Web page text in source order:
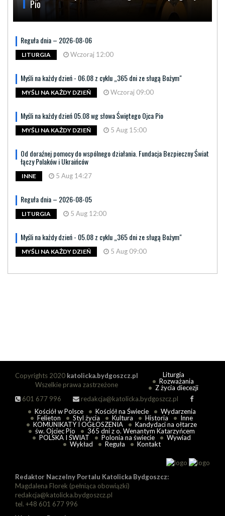
Pio
Reguła dnia – 2026-08-06
LITURGIA Wczoraj 12:00
Myśli na każdy dzień - 06.08 z cyklu „365 dni ze sługą Bożym"
MYŚLI NA KAŻDY DZIEŃ Wczoraj 09:00
Myśli na każdy dzień 05.08 wg słowa Świętego Ojca Pio
MYŚLI NA KAŻDY DZIEŃ 5 Aug 15:00
Od doraźnej pomocy do wspólnego działania. Fundacja Bezpieczny Świat
łączy Polaków i Ukraińców
INNE 5 Aug 14:27
Reguła dnia – 2026-08-05
LITURGIA 5 Aug 12:00
Myśli na każdy dzień - 05.08 z cyklu „365 dni ze sługą Bożym"
MYŚLI NA KAŻDY DZIEŃ 5 Aug 09:00
Copyrights 2020 katolicka.bydgoszcz.pl
Wszelkie prawa zastrzeżone
601 677 996
redakcja@katolicka.bydgoszcz.pl
Liturgia
Rozważania
Z życia diecezji
Kościół w Polsce Kościół na Świecie
Wydarzenia
Felieton
Styl życia Kultura Historia
Inne
KOMUNIKATY I OGŁOSZENIA
Kandydaci na ołtarze
św. Ojciec Pio
365 dni z o. Wenantym Katarzyńcem
POLSKA I ŚWIAT
Polonia na świecie
Wywiad
Wykład
Reguła Kontakt
Redaktor Naczelny Portalu Katolicka Bydgoszcz:
Magdalena Florek (pełniąca obowiązki)
redakcja@katolicka.bydgoszcz.pl
tel. +48 601 677 996